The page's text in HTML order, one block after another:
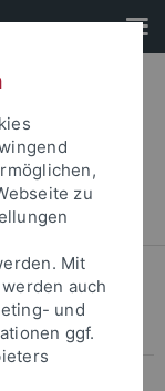
und zu
Mit
auch
und
ggf.